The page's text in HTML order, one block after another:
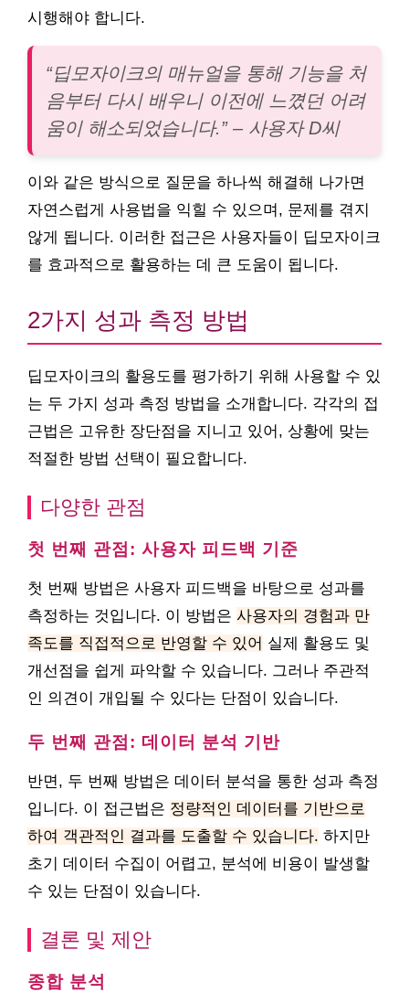
시행해야 합니다.
“딥모자이크의 매뉴얼을 통해 기능을 처
음부터 다시 배우니 이전에 느꼈던 어려
움이 해소되었습니다.” – 사용자 D씨
이와 같은 방식으로 질문을 하나씩 해결해 나가면
자연스럽게 사용법을 익힐 수 있으며, 문제를 겪지
않게 됩니다. 이러한 접근은 사용자들이 딥모자이크
를 효과적으로 활용하는 데 큰 도움이 됩니다.
2가지 성과 측정 방법
딥모자이크의 활용도를 평가하기 위해 사용할 수 있
는 두 가지 성과 측정 방법을 소개합니다. 각각의 접
근법은 고유한 장단점을 지니고 있어, 상황에 맞는
적절한 방법 선택이 필요합니다.
다양한 관점
첫 번째 관점: 사용자 피드백 기준
첫 번째 방법은 사용자 피드백을 바탕으로 성과를
측정하는 것입니다. 이 방법은 사용자의 경험과 만
족도를 직접적으로 반영할 수 있어 실제 활용도 및
개선점을 쉽게 파악할 수 있습니다. 그러나 주관적
인 의견이 개입될 수 있다는 단점이 있습니다.
두 번째 관점: 데이터 분석 기반
반면, 두 번째 방법은 데이터 분석을 통한 성과 측정
입니다. 이 접근법은 정량적인 데이터를 기반으로
하여 객관적인 결과를 도출할 수 있습니다. 하지만
초기 데이터 수집이 어렵고, 분석에 비용이 발생할
수 있는 단점이 있습니다.
결론 및 제안
종합 분석